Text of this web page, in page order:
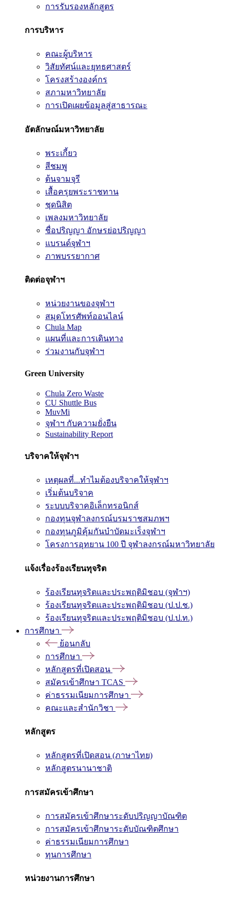
การรับรองหลักสูตร
การบริหาร
คณะผู้บริหาร
วิสัยทัศน์และยุทธศาสตร์
โครงสร้างองค์กร
สภามหาวิทยาลัย
การเปิดเผยข้อมูลสู่สาธารณะ
อัตลักษณ์มหาวิทยาลัย
พระเกี้ยว
สีชมพู
ต้นจามจุรี
เสื้อครุยพระราชทาน
ชุดนิสิต
เพลงมหาวิทยาลัย
ชื่อปริญญา อักษรย่อปริญญา
แบรนด์จุฬาฯ
ภาพบรรยากาศ
ติดต่อจุฬาฯ
หน่วยงานของจุฬาฯ
สมุดโทรศัพท์ออนไลน์
Chula Map
แผนที่และการเดินทาง
ร่วมงานกับจุฬาฯ
Green University
Chula Zero Waste
CU Shuttle Bus
MuvMi
จุฬาฯ กับความยั่งยืน
Sustainability Report
บริจาคให้จุฬาฯ
เหตุผลที่...ทำไมต้องบริจาคให้จุฬาฯ
เริ่มต้นบริจาค
ระบบบริจาคอิเล็กทรอนิกส์
กองทุนจุฬาลงกรณ์บรมราชสมภพฯ
กองทุนภูมิคุ้มกันบำบัดมะเร็งจุฬาฯ
โครงการอุทยาน 100 ปี จุฬาลงกรณ์มหาวิทยาลัย
แจ้งเรื่องร้องเรียนทุจริต
ร้องเรียนทุจริตและประพฤติมิชอบ (จุฬาฯ)
ร้องเรียนทุจริตและประพฤติมิชอบ (ป.ป.ช.)
ร้องเรียนทุจริตและประพฤติมิชอบ (ป.ป.ท.)
การศึกษา
ย้อนกลับ
การศึกษา
หลักสูตรที่เปิดสอน
สมัครเข้าศึกษา TCAS
ค่าธรรมเนียมการศึกษา
คณะและสำนักวิชา
หลักสูตร
หลักสูตรที่เปิดสอน (ภาษาไทย)
หลักสูตรนานาชาติ
การสมัครเข้าศึกษา
การสมัครเข้าศึกษาระดับปริญญาบัณฑิต
การสมัครเข้าศึกษาระดับบัณฑิตศึกษา
ค่าธรรมเนียมการศึกษา
ทุนการศึกษา
หน่วยงานการศึกษา